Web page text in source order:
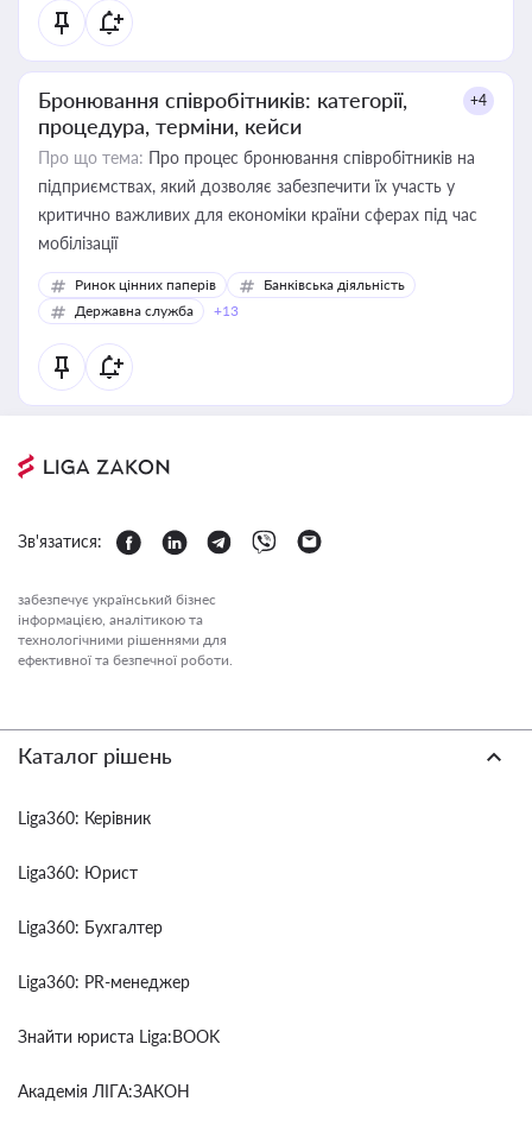
Бронювання співробітників: категорії,
процедура, терміни, кейси
+4
Про що тема: Про процес бронювання співробітників на
підприємствах, який дозволяє забезпечити їх участь у
критично важливих для економіки країни сферах під час
мобілізації
Ринок цінних паперів
Банківська діяльність
Державна служба
+13
Зв'язатися:
забезпечує український бізнес
інформацією, аналітикою та
технологічними рішеннями для
ефективної та безпечної роботи.
Каталог рішень
Liga360: Керівник
Liga360: Юрист
Liga360: Бухгалтер
Liga360: PR-менеджер
Знайти юриста Liga:BOOK
Академія ЛІГА:ЗАКОН